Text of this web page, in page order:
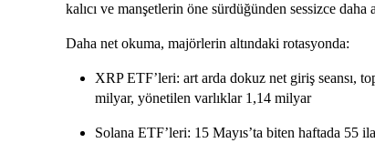
kalıcı ve manşetlerin öne sürdüğünden sessizce daha
Daha net okuma, majörlerin altındaki rotasyonda:
XRP ETF’leri: art arda dokuz net giriş seansı,
milyar, yönetilen varlıklar 1,14 milyar
Solana ETF’leri: 15 Mayıs’ta biten haftada 55